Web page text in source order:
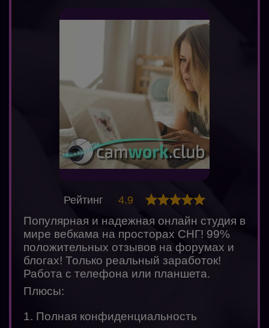
Популярная и надежная онлайн студия в
мире вебкама на просторах СНГ! 99%
положительных отзывов на форумах и
блогах! Только реальный заработок!
Работа с телефона или планшета.
Плюсы:
1. Полная конфиденциальность
Рейтинг 4.9